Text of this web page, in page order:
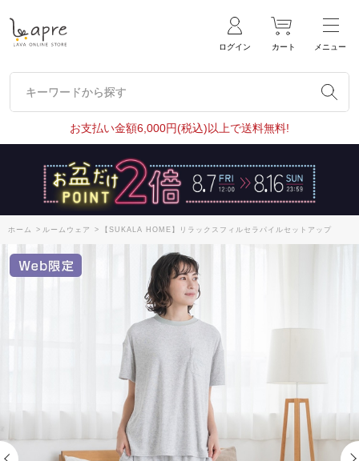
ログイン カート メニュー
キーワードから探す
キーワードから探す
お支払い金額6,000円(税込)以上で送料無料!
ホーム > ルームウェア > 【SUKALA HOME】リラックスフィルセラパイルセットアップ